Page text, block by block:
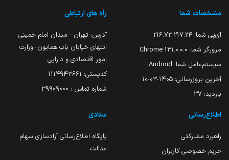
مشخصات شما
آی‌پی شما: 216.73.217.24
مرورگر شما: 131.0.0.0 Chrome
سیستم‌عامل شما: Android
آخرین بروزرسانی: ۱۴۰۵-۰۳-۱۰
بازدید: 37
راه های ارتباطی
آدرس: تهران - میدان امام خمینی-
انتهای خیابان باب همایون- وزارت
امور اقتصادی و دارایی
کدپستی: ۱۱۱۴۹۴۳۶۶۱
شماره تماس : 39909000
اطلاع‌رسانی
راهبرد مشارکتی
حریم خصوصی کاربران
ستادی
پایگاه اطلاع‌رسانی آزادسازی سهام
عدالت